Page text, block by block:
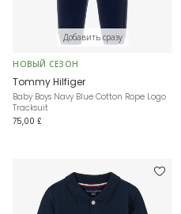
Добавить сразу
НОВЫЙ СЕЗОН
Tommy Hilfiger
Baby Boys Navy Blue Cotton Rope Logo
Tracksuit
75,00 £